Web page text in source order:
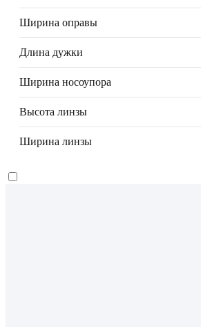
Ширина оправы
Длина дужки
Ширина носоупора
Высота линзы
Ширина линзы